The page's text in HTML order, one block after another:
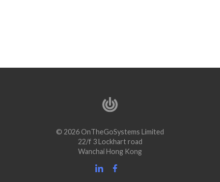
© 2026 OnTheGoSystems Limited
22/f 3 Lockhart road
Wanchai Hong Kong